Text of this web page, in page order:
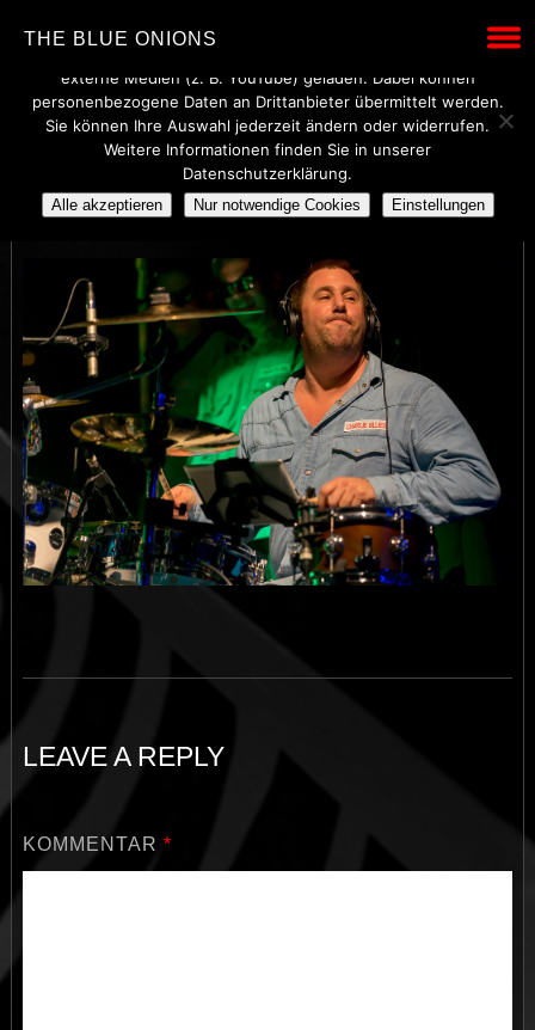
THE BLUE ONIONS
BLUE ONIONS
LEAVE A REPLY
KOMMENTAR *
Wir verwenden technisch notwendige Cookies, um den Betrieb
dieser Website sicherzustellen. Mit Ihrer Einwilligung werden
externe Medien (z. B. YouTube) geladen. Dabei können
personenbezogene Daten an Drittanbieter übermittelt werden.
Sie können Ihre Auswahl jederzeit ändern oder widerrufen.
Weitere Informationen finden Sie in unserer
Datenschutzerklärung.
Alle akzeptieren Nur notwendige Cookies Einstellungen